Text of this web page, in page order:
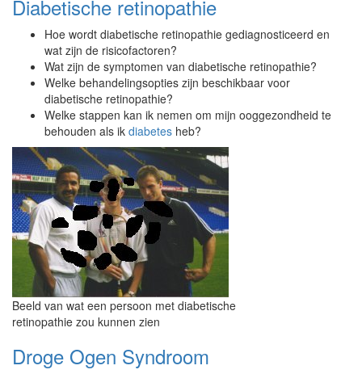
Diabetische retinopathie
Hoe wordt diabetische retinopathie gediagnosticeerd en
wat zijn de risicofactoren?
Wat zijn de symptomen van diabetische retinopathie?
Welke behandelingsopties zijn beschikbaar voor
diabetische retinopathie?
Welke stappen kan ik nemen om mijn ooggezondheid te
behouden als ik diabetes heb?
Beeld van wat een persoon met diabetische
retinopathie zou kunnen zien
Droge Ogen Syndroom